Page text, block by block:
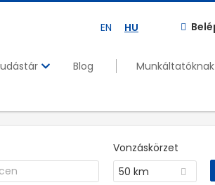
EN HU
Blog
Munkáltatóknak
Vonzáskörzet
50 km